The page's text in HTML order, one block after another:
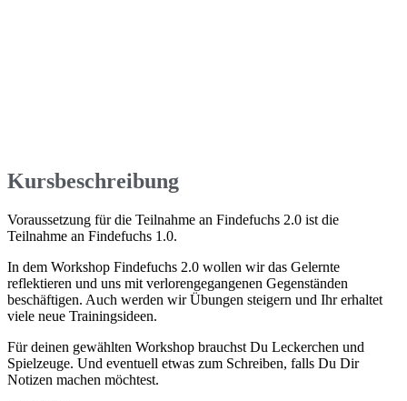
Kursbeschreibung
Voraussetzung für die Teilnahme an Findefuchs 2.0 ist die
Teilnahme an Findefuchs 1.0.
In dem Workshop Findefuchs 2.0 wollen wir das Gelernte
reflektieren und uns mit verlorengegangenen Gegenständen
beschäftigen. Auch werden wir Übungen steigern und Ihr erhaltet
viele neue Trainingsideen.
Für deinen gewählten Workshop brauchst Du Leckerchen und
Spielzeuge. Und eventuell etwas zum Schreiben, falls Du Dir
Notizen machen möchtest.